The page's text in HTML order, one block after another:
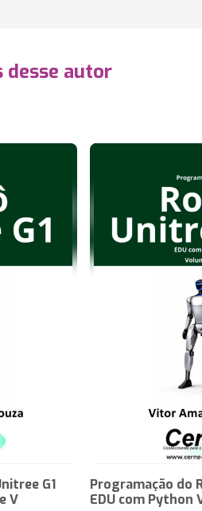
desse autor
G1
V
Programação do
EDU com Python